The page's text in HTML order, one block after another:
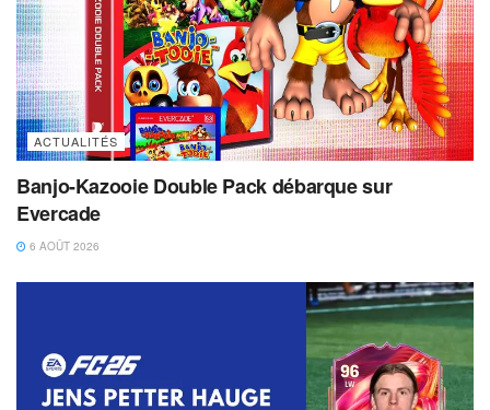
ACTUALITÉS
Banjo-Kazooie Double Pack débarque sur
Evercade
6 AOÛT 2026